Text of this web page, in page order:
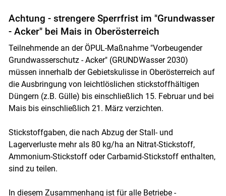
Achtung - strengere Sperrfrist im "Grundwasser
- Acker" bei Mais in Oberösterreich
Teilnehmende an der ÖPUL-Maßnahme "Vorbeugender
Grundwasserschutz - Acker" (GRUNDWasser 2030)
müssen innerhalb der Gebietskulisse in Oberösterreich auf
die Ausbringung von leichtlöslichen stickstoffhältigen
Düngern (z.B. Gülle) bis einschließlich 15. Februar und bei
Mais bis einschließlich 21. März verzichten.
Stickstoffgaben, die nach Abzug der Stall- und
Lagerverluste mehr als 80 kg/ha an Nitrat-Stickstoff,
Ammonium-Stickstoff oder Carbamid-Stickstoff enthalten,
sind zu teilen.
In diesem Zusammenhang ist für alle Betriebe -